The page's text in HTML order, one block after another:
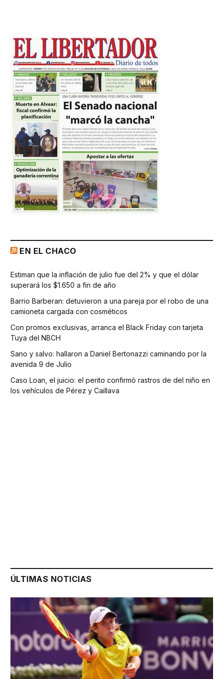
EN EL CHACO
Estiman que la inflación de julio fue del 2% y que el dólar
superará los $1.650 a fin de año
Barrio Barberan: detuvieron a una pareja por el robo de una
camioneta cargada con cosméticos
Con promos exclusivas, arranca el Black Friday con tarjeta
Tuya del NBCH
Sano y salvo: hallaron a Daniel Bertonazzi caminando por la
avenida 9 de Julio
Caso Loan, el juicio: el perito confirmó rastros de del niño en
los vehículos de Pérez y Caillava
ÚLTIMAS NOTICIAS